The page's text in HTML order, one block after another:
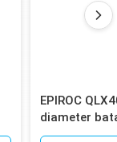
EPIROC
diameter
12-Spline